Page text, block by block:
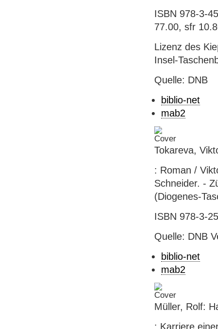
ISBN 978-3-
77.00, sfr
Lizenz des
Insel-
Quelle: DNB
biblio-net
mab2
Tokareva,
: Roman /
Schneider. -
(Diogenes-
ISBN 978-3-
Quelle: DNB
biblio-net
mab2
Müller, Rolf:
: Karriere